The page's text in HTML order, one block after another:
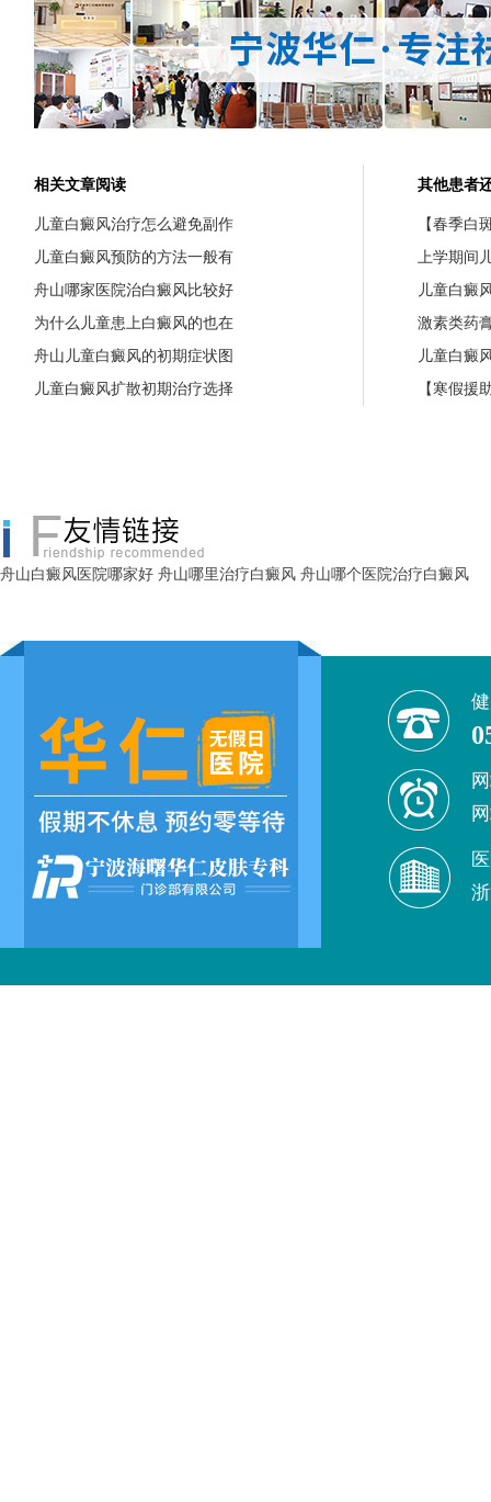
相关文章阅读
儿童白癜风治疗怎么避免副作
儿童白癜风预防的方法一般有
舟山哪家医院治白癜风比较好
为什么儿童患上白癜风的也在
舟山儿童白癜风的初期症状图
儿童白癜风扩散初期治疗选择
其他患者
【春季白
上学期间
儿童白癜
激素类药
儿童白癜
【寒假援
舟山白癜风医院哪家好 舟山哪里治疗白癜风 舟山哪个医院治疗白癜风